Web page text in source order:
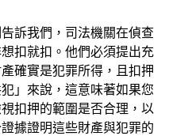
告訴我們，司法機關在偵查
扣就扣。他們必須提出充
確實是犯罪所得，且扣押
」來說，這意味著如果您
扣押的範圍是否合理，以
據證明這些財產與犯罪的